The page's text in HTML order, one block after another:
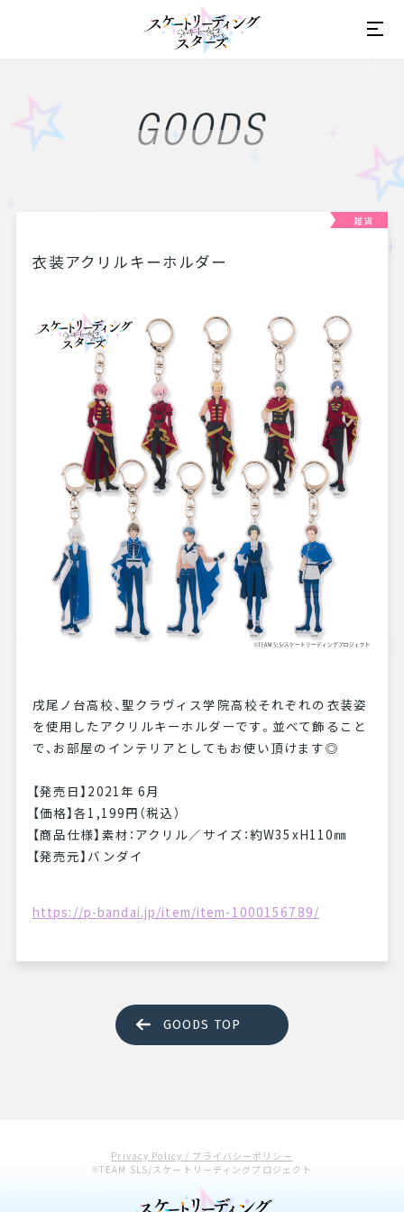
雑貨
衣装アクリルキーホルダー
戌尾ノ台高校、聖クラヴィス学院高校それぞれの衣装姿
を使用したアクリルキーホルダーです。並べて飾ること
で、お部屋のインテリアとしてもお使い頂けます◎
【発売日】2021年 6月
【価格】各1,199円（税込）
【商品仕様】素材：アクリル／サイズ：約W35xH110㎜
【発売元】バンダイ
https://p-bandai.jp/item/item-1000156789/
GOODS TOP
Privacy Policy / プライバシーポリシー
©TEAM SLS/スケートリーディングプロジェクト